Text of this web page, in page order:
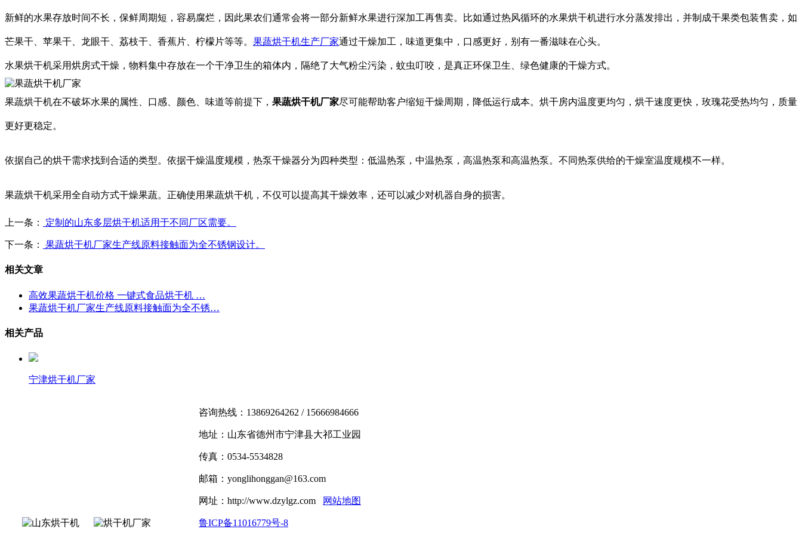
新鲜的水果存放时间不长，保鲜周期短，容易腐烂，因此果农们通常会将一部分新鲜水果进行深加工再售卖。比如通过热风循环的水果烘干机进行水分蒸发排出，并制成干果类包装售卖，如
芒果干、苹果干、龙眼干、荔枝干、香蕉片、柠檬片等等。 果蔬烘干机生产厂家通过干燥加工，味道更集中，口感更好，别有一番滋味在心头。
水果烘干机采用烘房式干燥，物料集中存放在一个干净卫生的箱体内，隔绝了大气粉尘污染，蚊虫叮咬，是真正环保卫生、绿色健康的干燥方式。
果蔬烘干机在不破坏水果的属性、口感、颜色、味道等前提下， 果蔬烘干机厂家尽可能帮助客户缩短干燥周期，降低运行成本。烘干房内温度更均匀，烘干速度更快，玫瑰花受热均匀，质量
更好更稳定。
依据自己的烘干需求找到合适的类型。依据干燥温度规模，热泵干燥器分为四种类型：低温热泵，中温热泵，高温热泵和高温热泵。不同热泵供给的干燥室温度规模不一样。
果蔬烘干机采用全自动方式干燥果蔬。正确使用果蔬烘干机，不仅可以提高其干燥效率，还可以减少对机器自身的损害。
上一条： 定制的山东多层烘干机适用于不同厂区需要。
下一条： 果蔬烘干机厂家生产线原料接触面为全不锈钢设计。
相关文章
高效果蔬烘干机价格 一键式食品烘干机 …
果蔬烘干机厂家生产线原料接触面为全不锈…
相关产品
宁津烘干机厂家
咨询热线：13869264262 / 15666984666
地址：山东省德州市宁津县大祁工业园
传真：0534-5534828
邮箱：yonglihonggan@163.com
网址：http://www.dzylgz.com 网站地图
鲁ICP备11016779号-8